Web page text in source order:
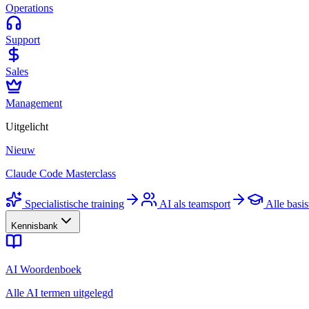
Operations
Support
Sales
Management
Uitgelicht
Nieuw
Claude Code Masterclass
Specialistische training AI als teamsport Alle
Kennisbank
AI Woordenboek
Alle AI termen uitgelegd